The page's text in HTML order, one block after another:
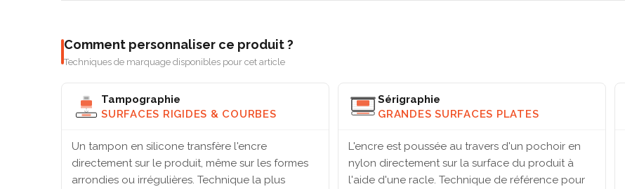
Comment personnaliser ce produit ?
Techniques de marquage disponibles pour cet article
Tampographie
SURFACES RIGIDES & COURBES
Un tampon en silicone transfère l'encre
directement sur le produit, même sur les formes
arrondies ou irrégulières. Technique la plus
Sérigraphie
GRANDES SURFACES PLATES
L'encre est poussée au travers d'un pochoir en
nylon directement sur la surface du produit à
l'aide d'une racle. Technique de référence pour